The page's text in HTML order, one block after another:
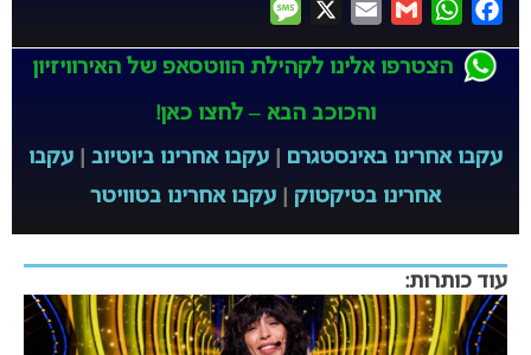
Facebook
WhatsApp
Gmail
Email
הצטרפו אלינו לקהילת הווטסאפ של האירוויזיון
והכוכב הבא – לחצו כאן!
עקבו אחרינו באינסטגרם
עקבו אחרינו ביוטיוב
עקבו
אחרינו בטיקטוק
עקבו אחרינו בטוויטר
עוד כותרות: